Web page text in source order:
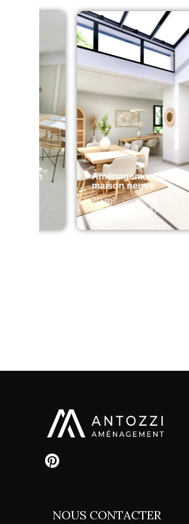
Aménagement de la pièce
maison neuve
70 m²
Montpellier (34)
NOUS CONTACTER